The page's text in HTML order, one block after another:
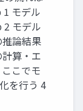
モデル
2 モデル
論結果
算・エ
こでモ
を行う 4